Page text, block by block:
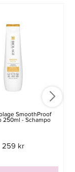
SmoothProof
250ml - Schampo
259 kr